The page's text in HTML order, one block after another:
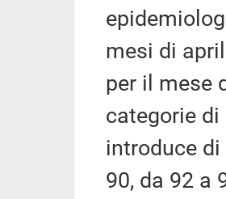
mesi di
per il mese
categorie
introduce di
90, da 92 a